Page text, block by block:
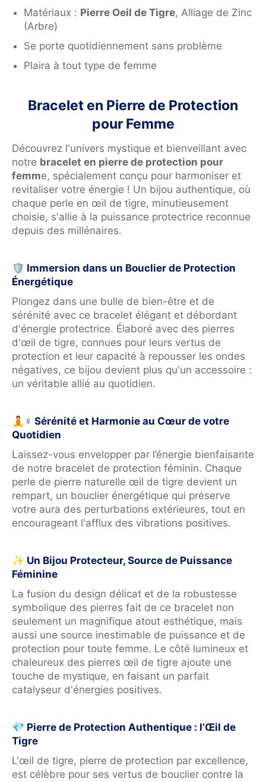
Matériaux : Pierre Oeil de Tigre, Alliage de Zinc
(Arbre)
Se porte quotidiennement sans problème
Plaira à tout type de femme
Bracelet en Pierre de Protection
pour Femme
Découvrez l'univers mystique et bienveillant avec
notre bracelet en pierre de protection pour
femme, spécialement conçu pour harmoniser et
revitaliser votre énergie ! Un bijou authentique, où
chaque perle en œil de tigre, minutieusement
choisie, s'allie à la puissance protectrice reconnue
depuis des millénaires.
🛡 Immersion dans un Bouclier de Protection
Énergétique
Plongez dans une bulle de bien-être et de
sérénité avec ce bracelet élégant et débordant
d'énergie protectrice. Élaboré avec des pierres
d'œil de tigre, connues pour leurs vertus de
protection et leur capacité à repousser les ondes
négatives, ce bijou devient plus qu'un accessoire :
un véritable allié au quotidien.
🧘♀️ Sérénité et Harmonie au Cœur de votre
Quotidien
Laissez-vous envelopper par l’énergie bienfaisante
de notre bracelet de protection féminin. Chaque
perle de pierre naturelle œil de tigre devient un
rempart, un bouclier énergétique qui préserve
votre aura des perturbations extérieures, tout en
encourageant l'afflux des vibrations positives.
✨ Un Bijou Protecteur, Source de Puissance
Féminine
La fusion du design délicat et de la robustesse
symbolique des pierres fait de ce bracelet non
seulement un magnifique atout esthétique, mais
aussi une source inestimable de puissance et de
protection pour toute femme. Le côté lumineux et
chaleureux des pierres œil de tigre ajoute une
touche de mystique, en faisant un parfait
catalyseur d'énergies positives.
💎 Pierre de Protection Authentique : l’Œil de
Tigre
L'œil de tigre, pierre de protection par excellence,
est célèbre pour ses vertus de bouclier contre la